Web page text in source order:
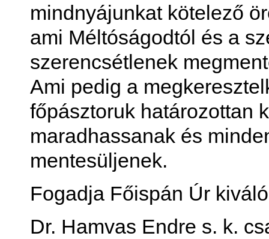
mindnyájunkat kötelező
ami Méltóságodtól és a
szerencsétlenek
Ami pedig a
főpásztoruk határozottan
maradhassanak és
mentesüljenek.
Fogadja Főispán Úr
Dr. Hamvas Endre s. k.